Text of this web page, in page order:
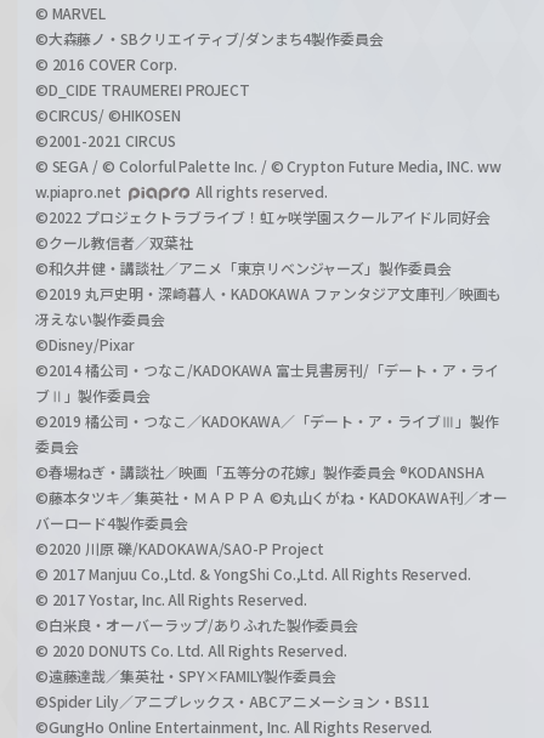
© MARVEL
©大森藤ノ・SBクリエイティブ/ダンまち4製作委員会
© 2016 COVER Corp.
©D_CIDE TRAUMEREI PROJECT
©CIRCUS/ ©HIKOSEN
©2001-2021 CIRCUS
© SEGA / © Colorful Palette Inc. / © Crypton Future Media, INC. ww
w.piapro.net
All rights reserved.
©2022 プロジェクトラブライブ！虹ヶ咲学園スクールアイドル同好会
©クール教信者／双葉社
©和久井健・講談社／アニメ「東京リベンジャーズ」製作委員会
©2019 丸戸史明・深崎暮人・KADOKAWA ファンタジア文庫刊／映画も
冴えない製作委員会
©Disney/Pixar
©2014 橘公司・つなこ/KADOKAWA 富士見書房刊/「デート・ア・ライ
ブⅡ」製作委員会
©2019 橘公司・つなこ／KADOKAWA／「デート・ア・ライブⅢ」製作
委員会
©春場ねぎ・講談社／映画「五等分の花嫁」製作委員会 ®KODANSHA
©藤本タツキ／集英社・ＭＡＰＰＡ ©丸山くがね・KADOKAWA刊／オー
バーロード4製作委員会
©2020 川原 礫/KADOKAWA/SAO-P Project
© 2017 Manjuu Co.,Ltd. & YongShi Co.,Ltd. All Rights Reserved.
© 2017 Yostar, Inc. All Rights Reserved.
©白米良・オーバーラップ/ありふれた製作委員会
© 2020 DONUTS Co. Ltd. All Rights Reserved.
©遠藤達哉／集英社・SPY×FAMILY製作委員会
©Spider Lily／アニプレックス・ABCアニメーション・BS11
©GungHo Online Entertainment, Inc. All Rights Reserved.